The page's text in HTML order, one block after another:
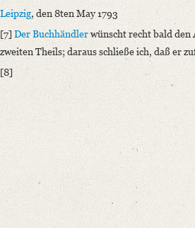
Leipzig, den 8ten May 1793
[7]Der Buchhändlerwünscht recht bald den
zweiten Theils; daraus schließe ich, daß er
[8]